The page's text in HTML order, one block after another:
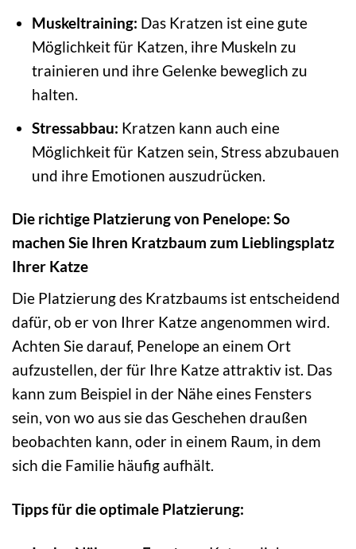
Muskeltraining: Das Kratzen ist eine gute
Möglichkeit für Katzen, ihre Muskeln zu
trainieren und ihre Gelenke beweglich zu
halten.
Stressabbau: Kratzen kann auch eine
Möglichkeit für Katzen sein, Stress abzubauen
und ihre Emotionen auszudrücken.
Die richtige Platzierung von Penelope: So
machen Sie Ihren Kratzbaum zum Lieblingsplatz
Ihrer Katze
Die Platzierung des Kratzbaums ist entscheidend
dafür, ob er von Ihrer Katze angenommen wird.
Achten Sie darauf, Penelope an einem Ort
aufzustellen, der für Ihre Katze attraktiv ist. Das
kann zum Beispiel in der Nähe eines Fensters
sein, von wo aus sie das Geschehen draußen
beobachten kann, oder in einem Raum, in dem
sich die Familie häufig aufhält.
Tipps für die optimale Platzierung: